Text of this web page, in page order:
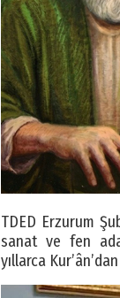
TDED Erzurum
sanat ve fen
yıllarca